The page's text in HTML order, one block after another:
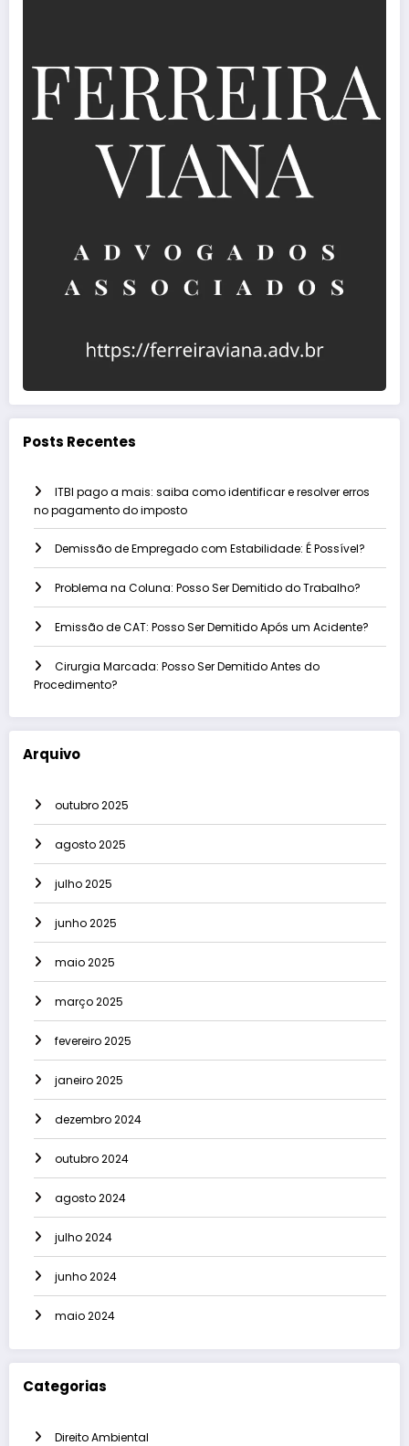
Posts Recentes
ITBI pago a mais: saiba como identificar e resolver erros
no pagamento do imposto
Demissão de Empregado com Estabilidade: É Possível?
Problema na Coluna: Posso Ser Demitido do Trabalho?
Emissão de CAT: Posso Ser Demitido Após um Acidente?
Cirurgia Marcada: Posso Ser Demitido Antes do
Procedimento?
Arquivo
outubro 2025
agosto 2025
julho 2025
junho 2025
maio 2025
março 2025
fevereiro 2025
janeiro 2025
dezembro 2024
outubro 2024
agosto 2024
julho 2024
junho 2024
maio 2024
Categorias
Direito Ambiental